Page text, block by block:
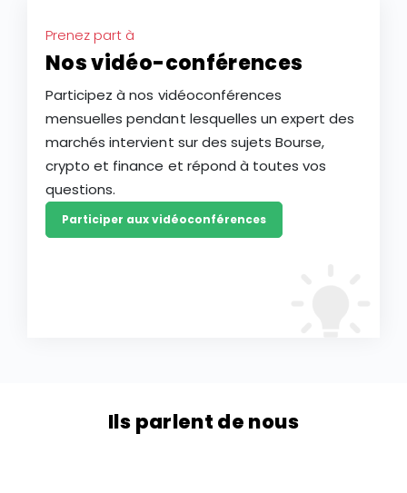
Prenez part à
Nos vidéo-conférences
Participez à nos vidéoconférences
mensuelles pendant lesquelles un expert des
marchés intervient sur des sujets Bourse,
crypto et finance et répond à toutes vos
questions.
Participer aux vidéoconférences
Ils parlent de nous